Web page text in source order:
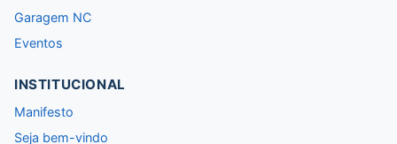
Garagem NC
Eventos
INSTITUCIONAL
Manifesto
Seja bem-vindo